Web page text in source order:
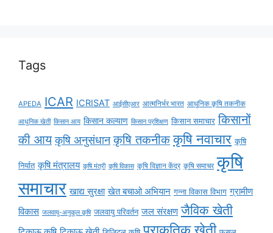
Tags
APEDA ICAR ICRISAT आईसीएआर आत्मनिर्भर भारत आधुनिक कृषि तकनीक
आधुनिक खेती किसान आय किसान कल्याण किसान प्रशिक्षण किसान समाचार किसानों
की आय कृषि अनुसंधान कृषि तकनीक कृषि नवाचार कृषि
निर्यात कृषि मंत्रालय कृषि मंत्री कृषि विकास कृषि विज्ञान केंद्र कृषि समाचर कृषि
समाचार खाद्य सुरक्षा खेत बचाओ अभियान गन्ना विकास विभाग ग्रामीण
विकास जलवायु-अनुकूल कृषि जलवायु परिवर्तन जल संरक्षण जैविक खेती